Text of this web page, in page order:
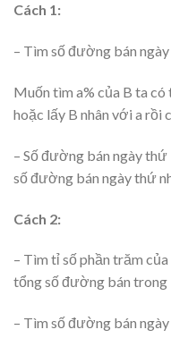
Cách 1:
– Tìm số đường bán
Muốn tìm a% của B ta có
hoặc lấy B nhân với a rồi
– Số đường bán ngày
số đường bán ngày thứ
Cách 2:
– Tìm tỉ số phần trăm
tổng số đường bán trong
– Tìm số đường bán